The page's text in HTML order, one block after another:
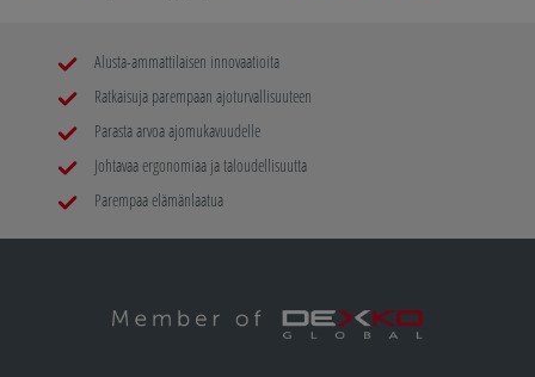
Alusta-ammattilaisen innovaatioita
Ratkaisuja parempaan ajoturvallisuuteen
Parasta arvoa ajomukavuudelle
Johtavaa ergonomiaa ja taloudellisuutta
Parempaa elämänlaatua